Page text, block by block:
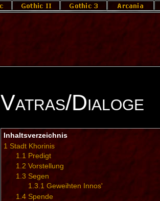
Vatras/Dialoge
Inhaltsverzeichnis
1 Stadt Khorinis
1.1 Predigt
1.2 Vorstellung
1.3 Segen
1.3.1 Geweihten Innos'
1.4 Spende